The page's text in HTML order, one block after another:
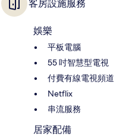
客房設施服務
娛樂
平板電腦
55 吋智慧型電視
付費有線電視頻道
Netflix
串流服務
居家配備